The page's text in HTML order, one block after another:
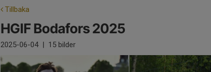
Tillbaka
HGIF Bodafors 2025
2025-06-04 | 15 bilder